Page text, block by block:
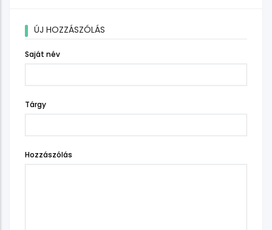
ÚJ HOZZÁSZÓLÁS
Saját név
Tárgy
Hozzászólás